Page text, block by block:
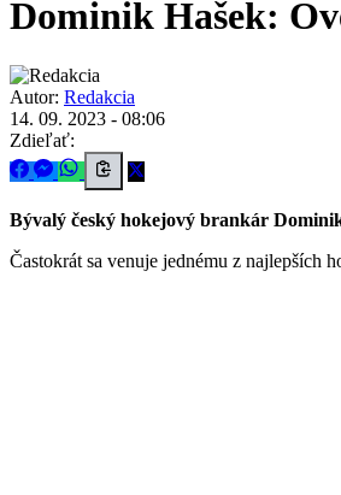
Dominik Hašek:
Autor: Redakcia
14. 09. 2023 - 08:06
Zdieľať:
Bývalý český hokejový brankár
Častokrát sa venuje jednému z najlepších